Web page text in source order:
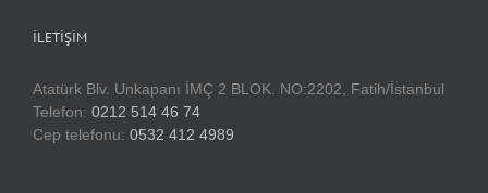
İLETIŞIM
Atatürk Blv. Unkapanı İMÇ 2 BLOK. NO:2202, Fatih/İstanbul
Telefon: 0212 514 46 74
Cep telefonu: 0532 412 4989